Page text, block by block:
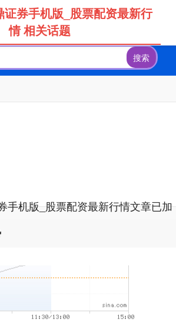
搜索
证券手机版_股票配资最新行
情 相关话题
手机版_股票配资最新行情文章已加
3577.20 +61.64 +1.75%